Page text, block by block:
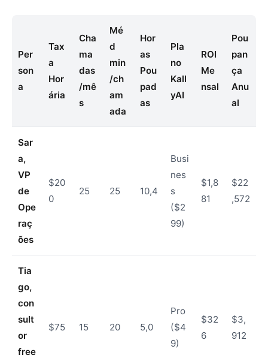
Per
son
a
Tax
a
Hor
ária
Cha
ma
das
/mê
s
Mé
d
min
/ch
am
ada
Hor
as
Pou
pad
as
Pla
no
Kall
yAI
ROI
Me
nsal
Pou
pan
ça
Anu
al
Sar
a,
VP
de
Ope
raç
ões
$20
0
25 25 10,4
Busi
nes
s
($2
99)
$1,8
81
$22
,572
Tia
go,
con
sult
or
free
$75 15 20 5,0
Pro
($4
9)
$32
6
$3,
912